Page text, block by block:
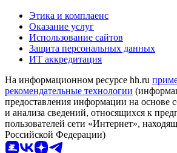
Этика и комплаенс
Оказание услуг
Использование сайтов
Защита персональных данных
ИТ аккредитация
На информационном ресурсе hh.ru
рекомендательные технологии
предоставления информации на основе
и анализа сведений, относящихся к
пользователей сети «Интернет»,
Российской Федерации)